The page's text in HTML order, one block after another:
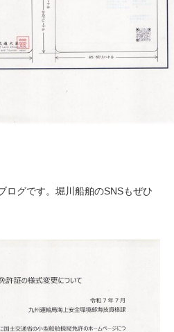
ログです。堀川船舶のSNSもぜひ